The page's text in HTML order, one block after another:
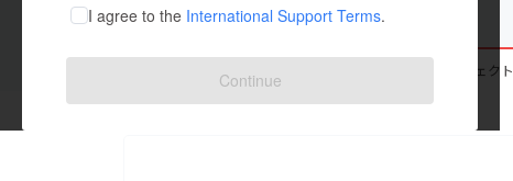
映像・映画
ビジネス・起業
まちづくり・地域活性化
I agree to the International Support Terms.
Continue プロジェクト